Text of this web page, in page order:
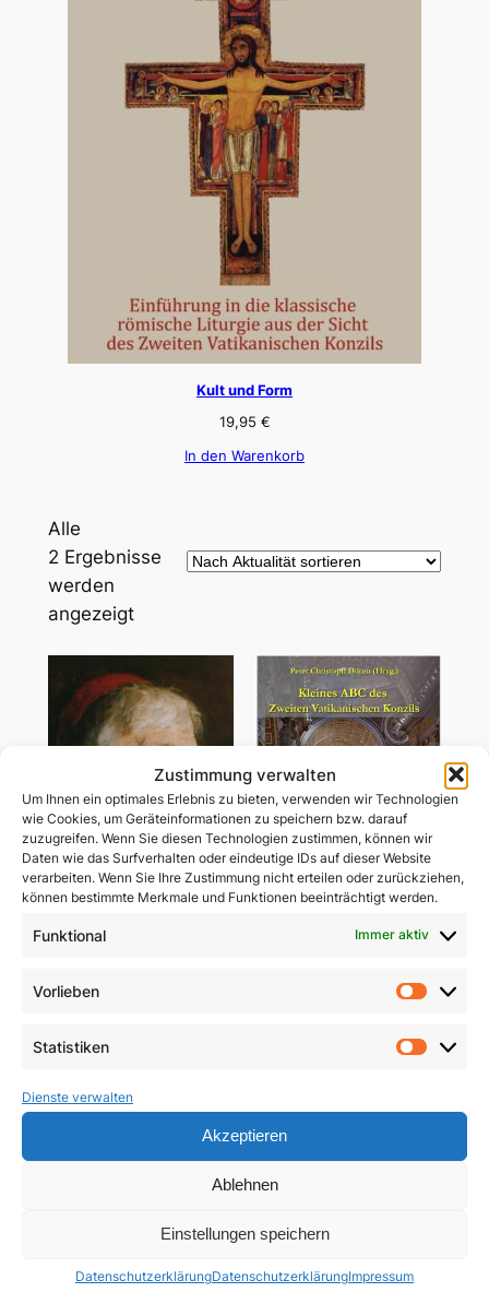
Zustimmung verwalten
Um Ihnen ein optimales Erlebnis zu bieten, verwenden wir Technologien
wie Cookies, um Geräteinformationen zu speichern bzw. darauf
zuzugreifen. Wenn Sie diesen Technologien zustimmen, können wir
Daten wie das Surfverhalten oder eindeutige IDs auf dieser Website
verarbeiten. Wenn Sie Ihre Zustimmung nicht erteilen oder zurückziehen,
können bestimmte Merkmale und Funktionen beeinträchtigt werden.
Funktional Immer aktiv
Vorlieben
Statistiken
Dienste verwalten
Akzeptieren
Ablehnen
Einstellungen speichern
DatenschutzerklärungDatenschutzerklärungImpressum
Kult und Form
19,95 €
In den Warenkorb
Alle
2 Ergebnisse
werden
angezeigtNach
sortiert
John Henry Newman
Zweiten Vatikanischen